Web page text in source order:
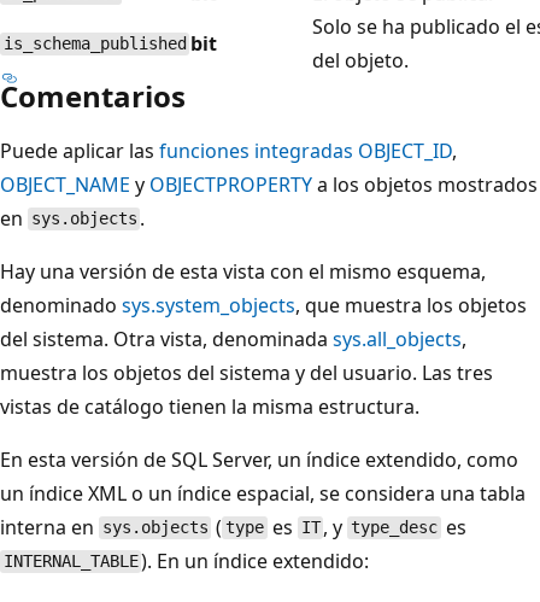
is_schema_published bit
Solo se ha publicado el
del objeto.
Comentarios
Puede aplicar las funciones integradas OBJECT_ID,
OBJECT_NAME y OBJECTPROPERTYa los objetos mostrados
en sys.objects .
Hay una versión de esta vista con el mismo esquema,
denominado sys.system_objects, que muestra los objetos
del sistema. Otra vista, denominada sys.all_objects,
muestra los objetos del sistema y del usuario. Las tres
vistas de catálogo tienen la misma estructura.
En esta versión de SQL Server, un índice extendido, como
un índice XML o un índice espacial, se considera una tabla
interna en sys.objects (typees IT , y type_desc es
INTERNAL_TABLE). En un índice extendido: